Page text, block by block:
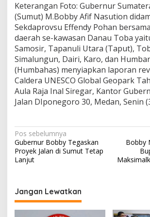
Keterangan Foto: Gubernur
(Sumut) M.Bobby Afif Nasution
Sekdaprovsu Effendy Pohan
daerah se-kawasan Danau Toba
Samosir, Tapanuli Utara (Taput),
Simalungun, Dairi, Karo, dan
(Humbahas) menyiapkan laporan
Caldera UNESCO Global Geopark
Aula Raja Inal Siregar, Kantor
Jalan DIponegoro 30, Medan, Senin
Navigasi
pos
Pos sebelumnya
Gubernur Bobby Tegaskan
Proyek Jalan di Sumut Tetap
Lanjut
Bobby
Jangan Lewatkan